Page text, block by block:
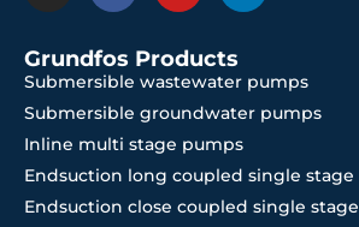
Grundfos Products
Submersible wastewater pumps
Submersible groundwater pumps
Inline multi stage pumps
Endsuction long coupled single stage
Endsuction close coupled single stage